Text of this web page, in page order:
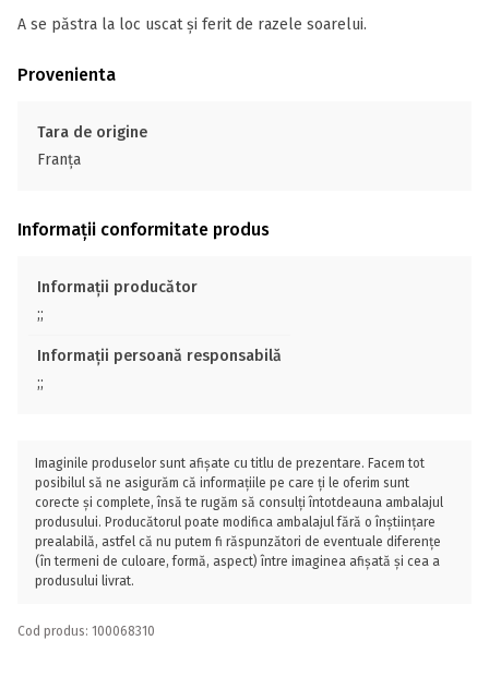
A se păstra la loc uscat și ferit de razele soarelui.
Provenienta
Tara de origine
Franţa
Informații conformitate produs
Informații producător
;;
Informații persoană responsabilă
;;
Imaginile produselor sunt afișate cu titlu de prezentare. Facem tot
posibilul să ne asigurăm că informațiile pe care ți le oferim sunt
corecte și complete, însă te rugăm să consulți întotdeauna ambalajul
produsului. Producătorul poate modifica ambalajul fără o înștiințare
prealabilă, astfel că nu putem fi răspunzători de eventuale diferențe
(în termeni de culoare, formă, aspect) între imaginea afișată și cea a
produsului livrat.
Cod produs: 100068310